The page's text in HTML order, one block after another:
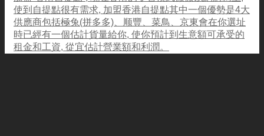
使到自提點很有需求, 加盟香港自提點其中一個優勢是4大
供應商包括極兔(拼多多)、顺豐、菜鳥、京東會在你選址
時已經有一個估計貨量給你, 使你預計到生意額可承受的
租金和工資, 從宜估計營業額和利潤。